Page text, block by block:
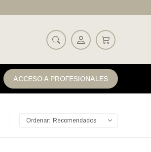
ACCESO A PROFESIONALES
Recomendados